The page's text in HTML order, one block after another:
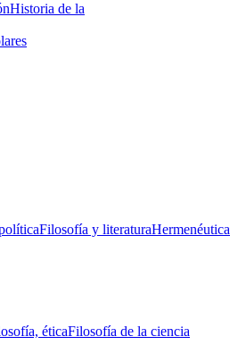
Historia de la
Filosofía y literaturaHermenéutica
éticaFilosofía de la ciencia